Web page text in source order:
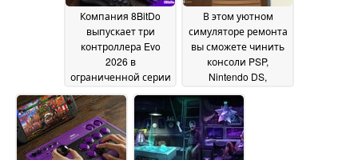
Компания 8BitDo
выпускает три
контроллера Evo
2026 в
ограниченной серии
21 June 2026
В этом уютном
симуляторе ремонта
вы сможете чинить
консоли PSP,
Nintendo DS,
мобильные
телефоны и ретро-
технику в Акихабаре
2000-х годов